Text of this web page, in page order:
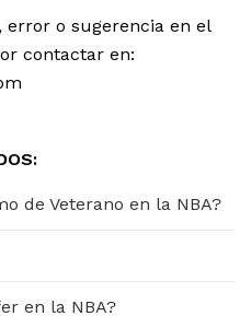
error o sugerencia en el
contactar en:
de Veterano en la NBA?
en la NBA?